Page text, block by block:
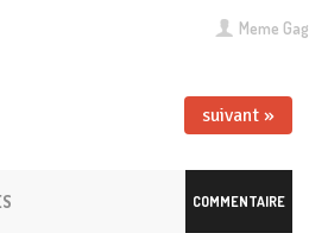
Meme Gag
suivant »
COMMENTAIRE